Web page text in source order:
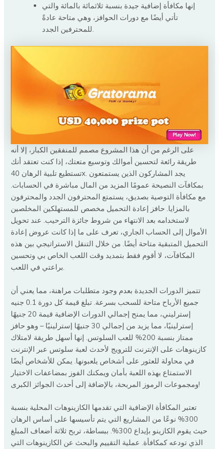
إنها مكافأة إضافية جيدة بنسبة ثلاثمائة بالمائة والتي
تأتي أيضًا مع دورات الحوافز، وهي متاحة عادةً
للمحترفين الجدد.
على الرغم من أن هذا المشروع مصمم للمنفقين الكبار، إلا أنه
طريقة رائعة لتحسين أموالك وتوسيع متعتك، إذا كنت تعتقد أنك
تستطيع تلبية الرهان 40x. يجد المشاركون الذين يستمتعون
بمكافآت النصيحة عمومًا المزيد من المال مباشرة في الحسابات.
مع مكافأة التوصية بصديق، يستمتع المحترفون الجدد والمحترفون
بالمزايا. حافز إعادة التحميل مخصص للمستهلكين المخلصين
لاستخدامه بعد الانتهاء من شروط جائزة الترحيب. عند تحويل
الأموال إلى الحساب الجاري، تعرف على ما إذا كانت عروض إعادة
التحميل المتبقية متاحة أيضًا. من خلال التنقل الاستراتيجي بين هذه
المكافآت، لا أقوم فقط بتمديد وقت اللعب الخاص بي وتحسين
براعتي في اللعب.
تتميز الدورات الجديدة بعدم وجود متطلبات مراهنة، مما يعني أن
جميع الأرباح متاحة للسحب بسرعة. تبلغ قيمة كل دورة 0.1 جنيه
إسترليني، مما يمنح إجمالي الدورات الإضافية قيمة 20 جنيهًا
إسترلينيًا، مما يزيد من إجمالي 30 جنيهًا إسترلينيًا – وهو حافز
ممتاز بنسبة 200% للعب السلوتس. إنها أسهل طريقة لامتلاك
كازينوهات على الإنترنت للترويج لأحدث لعبة سلوتس عبر الإنترنت
في محاولة للعثور على أشخاص يلعبونها. يمكن للأشخاص أيضًا
الاستمتاع بهذه اللعبة بأمان ويمكنك الفوز بمضاعفات الاختيار
ومجموعات الرموز المربحة، بالإضافة إلى أحدث الجوائز الكبرى!
تعتبر المكافأة الإضافية التي تقدمها الكازينوهات المحلية بنسبة
300% نوعًا من المشاريع التي يتم تأسيسها على أساس الرهان
حيث يقوم الكازينو بإيداع 300%. ببساطة، تربح ثلاثة أضعاف المبلغ
الذي تودعه كمكافأة. عملية التقييم والبحث عن الكازينوهات التي